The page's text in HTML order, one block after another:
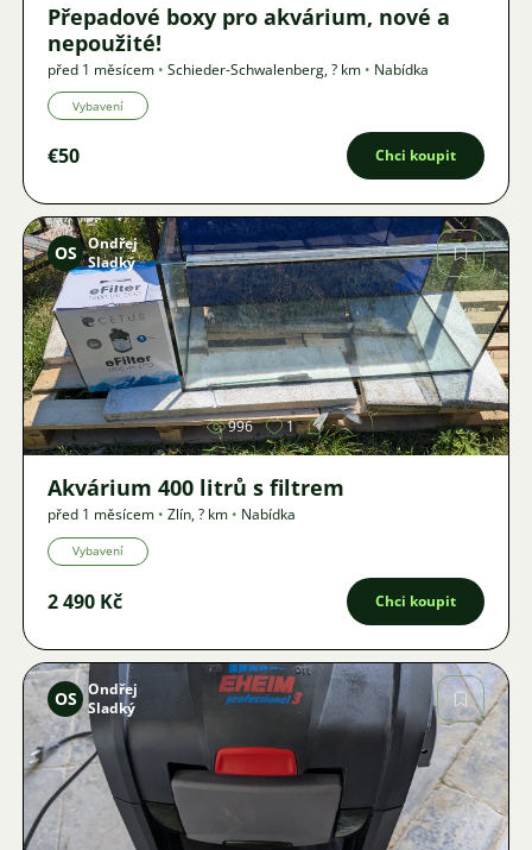
Přepadové boxy pro akvárium, nové a
nepoužité!
před 1 měsícem • Schieder-Schwalenberg,? km • Nabídka
Vybavení
€50 Chci koupit
Obrázek
OS Ondřej
Sladký
996 1
Akvárium 400 litrů s filtrem
před 1 měsícem • Zlín,? km • Nabídka
Vybavení
2 490 Kč Chci koupit
Obrázek
OS Ondřej
Sladký